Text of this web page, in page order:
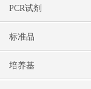
PCR试剂
标准品
培养基